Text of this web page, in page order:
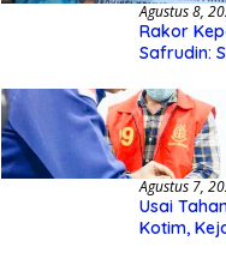
Agustus 8,
Rakor
Safrudin:
Agustus 7,
Usai
Kotim,